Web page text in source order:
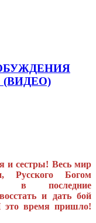
(ВИДЕО)
и сестры! Весь мир
Русского Богом
в последние
и дать бой
это время пришло!